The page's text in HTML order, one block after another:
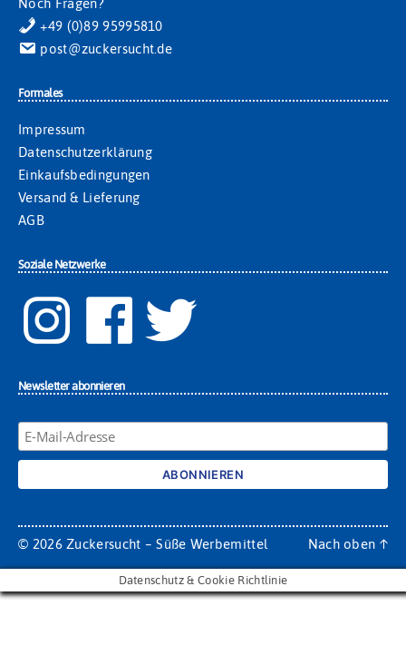
+49 (0)89 95995810
post@zuckersucht.de
Formales
Impressum
Datenschutzerklärung
Einkaufsbedingungen
Versand & Lieferung
AGB
Soziale Netzwerke
Newsletter abonnieren
© 2026 Zuckersucht – Süße Werbemittel Nach oben ↑
Datenschutz & Cookie Richtlinie